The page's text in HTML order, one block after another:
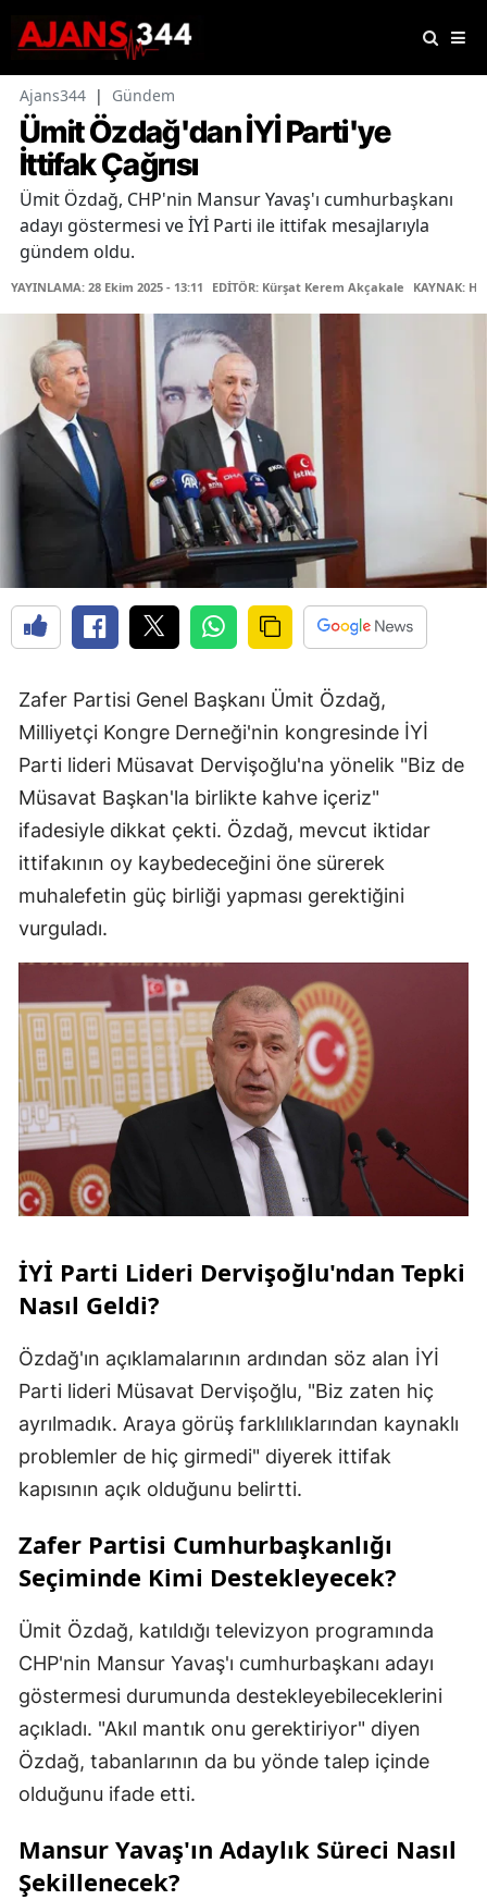
Ajans344 | Gündem
Ümit Özdağ'dan İYİ Parti'ye
İttifak Çağrısı
Ümit Özdağ, CHP'nin Mansur Yavaş'ı cumhurbaşkanı
adayı göstermesi ve İYİ Parti ile ittifak mesajlarıyla
gündem oldu.
YAYINLAMA: 28 Ekim 2025 - 13:11 EDİTÖR: Kürşat Kerem Akçakale KAYNAK:
Zafer Partisi Genel Başkanı Ümit Özdağ,
Milliyetçi Kongre Derneği'nin kongresinde İYİ
Parti lideri Müsavat Dervişoğlu'na yönelik "Biz de
Müsavat Başkan'la birlikte kahve içeriz"
ifadesiyle dikkat çekti. Özdağ, mevcut iktidar
ittifakının oy kaybedeceğini öne sürerek
muhalefetin güç birliği yapması gerektiğini
vurguladı.
İYİ Parti Lideri Dervişoğlu'ndan Tepki
Nasıl Geldi?
Özdağ'ın açıklamalarının ardından söz alan İYİ
Parti lideri Müsavat Dervişoğlu, "Biz zaten hiç
ayrılmadık. Araya görüş farklılıklarından kaynaklı
problemler de hiç girmedi" diyerek ittifak
kapısının açık olduğunu belirtti.
Zafer Partisi Cumhurbaşkanlığı
Seçiminde Kimi Destekleyecek?
Ümit Özdağ, katıldığı televizyon programında
CHP'nin Mansur Yavaş'ı cumhurbaşkanı adayı
göstermesi durumunda destekleyebileceklerini
açıkladı. "Akıl mantık onu gerektiriyor" diyen
Özdağ, tabanlarının da bu yönde talep içinde
olduğunu ifade etti.
Mansur Yavaş'ın Adaylık Süreci Nasıl
Şekillenecek?